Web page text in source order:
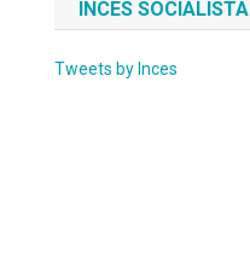
INCES SOCIALISTA
Tweets by Inces